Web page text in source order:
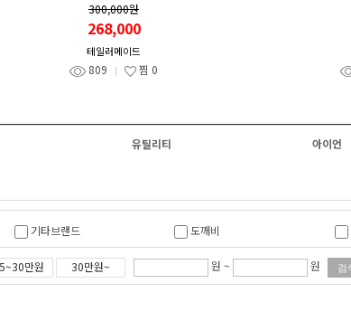
300,000원
268,000
테일러메이드
809 찜 0
유틸리티 아이언
기타브랜드 도깨비
버크 시모어
만원 30만원~ 원 ~ 원